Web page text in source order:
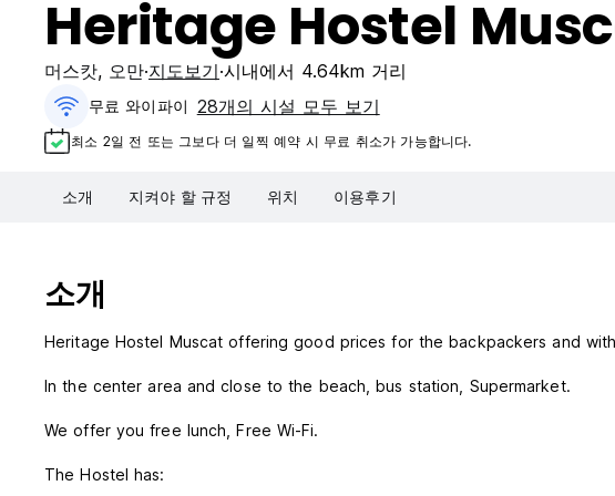
Heritage Hostel
머스캇, 오만 지도보기 시내에서 4.64km 거리
무료 와이파이 28개의 시설 모두 보기
최소 2일 전 또는 그보다 더 일찍 예약 시 무료 취소가 가능합니다.
소개 지켜야 할 규정 위치 이용후기
소개
Heritage Hostel Muscat offering good prices for the backpackers and
In the center area and close to the beach, bus station, Supermarket.
We offer you free lunch, Free Wi-Fi.
The Hostel has: